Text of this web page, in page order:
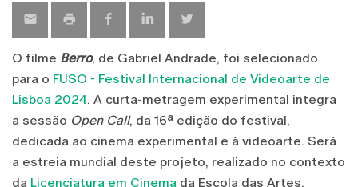
O filme Berro, de Gabriel Andrade, foi selecionado
para o FUSO - Festival Internacional de Videoarte de
Lisboa 2024. A curta-metragem experimental integra
a sessão Open Call, da 16ª edição do festival,
dedicada ao cinema experimental e à videoarte. Será
a estreia mundial deste projeto, realizado no contexto
da Licenciatura em Cinema da Escola das Artes.